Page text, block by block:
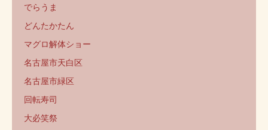
でらうま
どんたかたん
マグロ解体ショー
名古屋市天白区
名古屋市緑区
回転寿司
大必笑祭